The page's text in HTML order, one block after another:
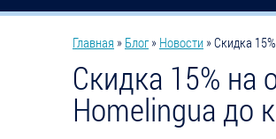
Вы здесь
Главная » Блог » Новости »Скидка
Скидка 15% на
Homelingua до